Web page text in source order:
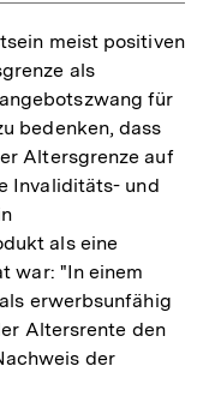
meist positiven
als
für
bedenken, dass
Altersgrenze auf
Invaliditäts- und
als eine
war: "In einem
erwerbsunfähig
Altersrente den
der